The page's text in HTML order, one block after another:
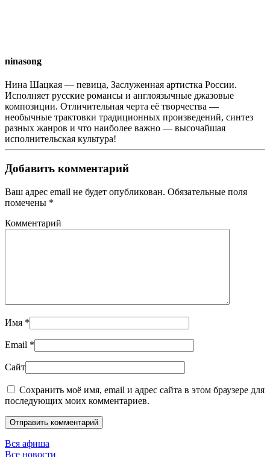
ninasong
Нина Шацкая — певица, Заслуженная артистка России.
Исполняет русские романсы и англоязычные джазовые
композиции. Отличительная черта её творчества —
необычные трактовки традиционных произведений, синтез
разных жанров и что наиболее важно — высочайшая
исполнительская культура!
Добавить комментарий
Ваш адрес email не будет опубликован. Обязательные поля
помечены *
Комментарий
Имя *
Email *
Сайт
Сохранить моё имя, email и адрес сайта в этом браузере для
последующих моих комментариев.
Отправить комментарий
Вся афиша
Все новости